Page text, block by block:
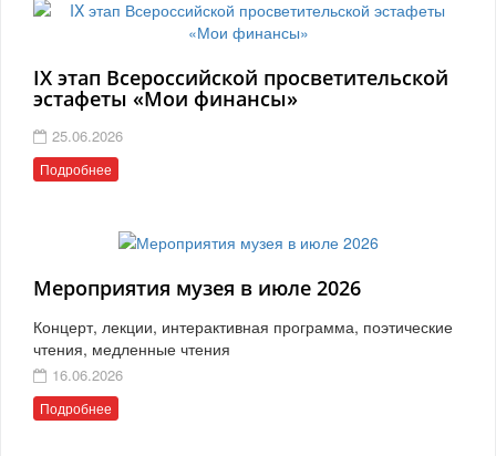
IX этап Всероссийской просветительской
эстафеты «Мои финансы»
25.06.2026
Подробнее
Мероприятия музея в июле 2026
Концерт, лекции, интерактивная программа, поэтические
чтения, медленные чтения
16.06.2026
Подробнее